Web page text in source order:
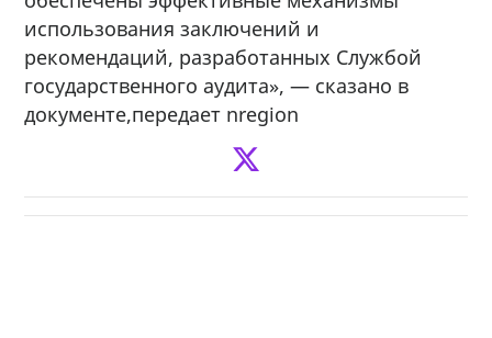
использования заключений и
рекомендаций, разработанных Службой
государственного аудита», — сказано в
документе,передает nregion